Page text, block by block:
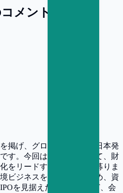
メント
掲げ、グローバルに挑む日本発
す。今回は経営幹部として、財
をリードするCFO候補を募りま
ビジネスを加速させるため、資
を見据えた体制強化など、会